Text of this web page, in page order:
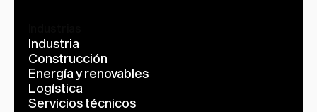
Industria
Construcción
Energía y renovables
Logística
Servicios técnicos